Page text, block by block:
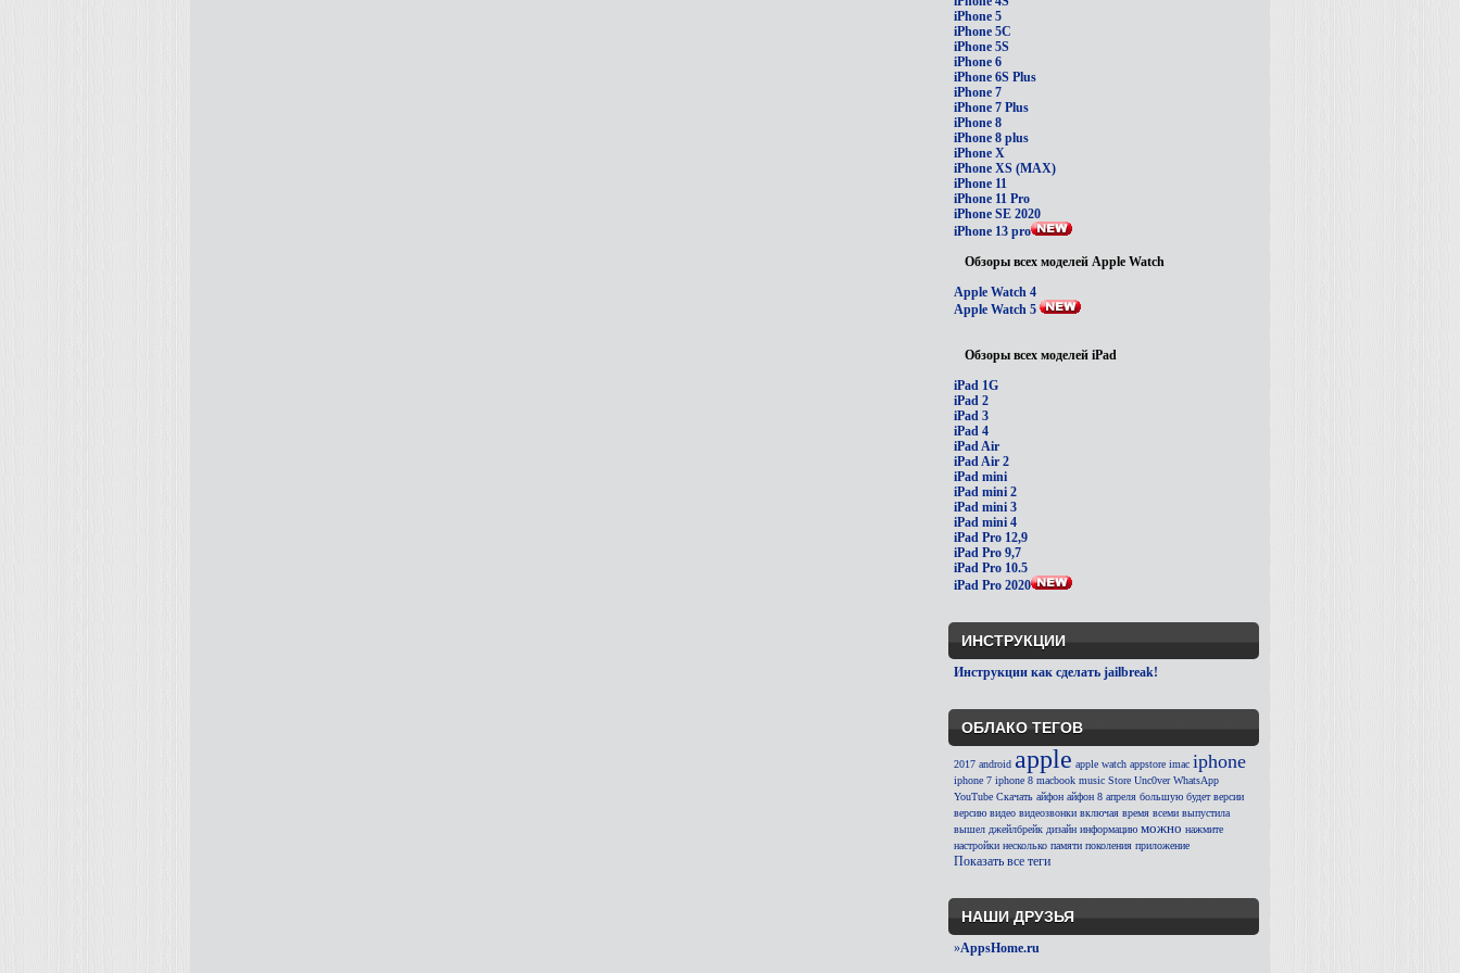
iPhone 5
iPhone 5C
iPhone 5S
iPhone 6
iPhone 6S Plus
iPhone 7
iPhone 7 Plus
iPhone 8
iPhone 8 plus
iPhone X
iPhone XS (MAX)
iPhone 11
iPhone 11 Pro
iPhone SE 2020
iPhone 13 pro
Обзоры всех моделей Apple Watch
Apple Watch 4
Apple Watch 5
Обзоры всех моделей iPad
iPad 1G
iPad 2
iPad 3
iPad 4
iPad Air
iPad Air 2
iPad mini
iPad mini 2
iPad mini 3
iPad mini 4
iPad Pro 12,9
iPad Pro 9,7
iPad Pro 10.5
iPad Pro 2020
ИНСТРУКЦИИ
Инструкции как сделать jailbreak!
ОБЛАКО ТЕГОВ
2017 android apple apple watch appstore imac iphone
iphone 7 iphone 8 macbook music Store Unc0ver WhatsApp
YouTube Скачать айфон айфон 8 апреля большую будет версии
версию видео видеозвонки включая время всеми выпустила
вышел джейлбрейк дизайн информацию можно нажмите
настройки несколько памяти поколения приложение
Показать все теги
НАШИ ДРУЗЬЯ
»AppsHome.ru